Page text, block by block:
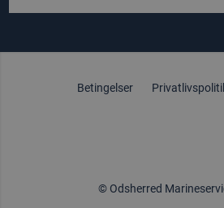
Betingelser
© Odsherred